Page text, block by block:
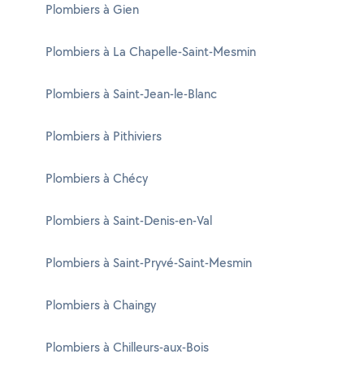
Plombiers à Gien
Plombiers à La Chapelle-Saint-Mesmin
Plombiers à Saint-Jean-le-Blanc
Plombiers à Pithiviers
Plombiers à Chécy
Plombiers à Saint-Denis-en-Val
Plombiers à Saint-Pryvé-Saint-Mesmin
Plombiers à Chaingy
Plombiers à Chilleurs-aux-Bois